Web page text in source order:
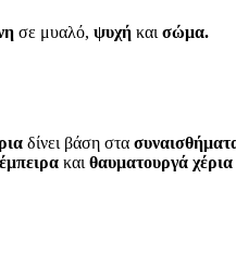
σε μυαλό, ψυχή καισώμα.
δίνει βάση στα
έμπειρα καιθαυματουργά χέρια